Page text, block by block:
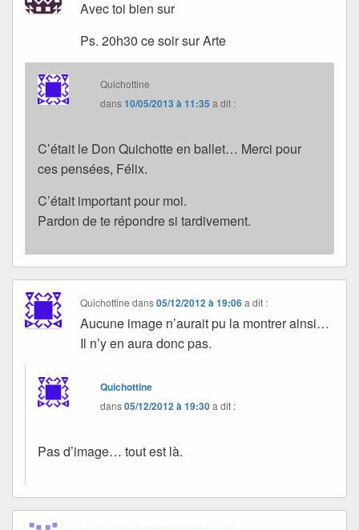
Avec toi bien sur
Ps. 20h30 ce soir sur Arte
Quichottine
dans10/05/2013 à 11:35 a dit :
C’était le Don Quichotte en ballet… Merci pour
ces pensées, Félix.
C’était important pour moi.
Pardon de te répondre si tardivement.
Quichottine dans05/12/2012 à 19:06 a dit :
Aucune image n’aurait pu la montrer ainsi…
Il n’y en aura donc pas.
Quichottine
dans05/12/2012 à 19:30a dit :
Pas d’image… tout est là.